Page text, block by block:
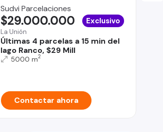
Sudvi Parcelaciones
La Unión
Últimas 4 parcelas a 15 min del
lago Ranco, $29 Mill
$29.000.000 Exclusivo
5000 m2
Contactar ahora